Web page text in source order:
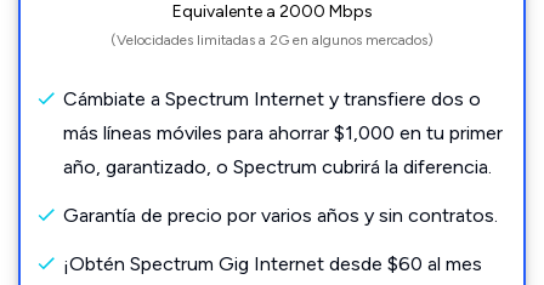
Equivalente a 2000 Mbps
(Velocidades limitadas a 2G en algunos mercados)
Cámbiate a Spectrum Internet y transfiere dos o
más líneas móviles para ahorrar $1,000 en tu primer
año, garantizado, o Spectrum cubrirá la diferencia.
Garantía de precio por varios años y sin contratos.
¡Obtén Spectrum Gig Internet desde $60 al mes